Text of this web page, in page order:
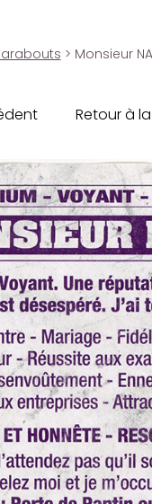
> Monsieur
Retour à